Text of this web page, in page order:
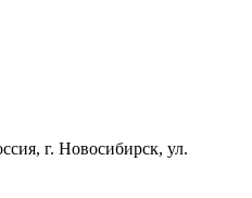
г. Новосибирск, ул.